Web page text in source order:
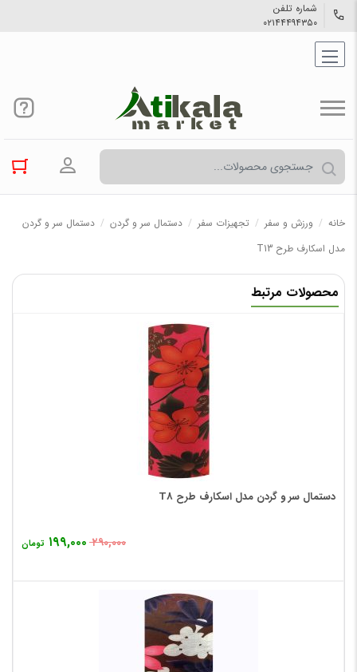
شماره تلفن
۰۲۱۴۴۴۹۴۳۵۰
ورود به
خانه / ورزش و سفر / تجهیزات سفر / دستمال سر و گردن / دستمال سر و گردن
مدل اسکارف طرح T13
محصولات مرتبط
دستمال سر و گردن مدل اسکارف طرح T8
۲۹۰,۰۰۰ ۱۹۹,۰۰۰ تومان